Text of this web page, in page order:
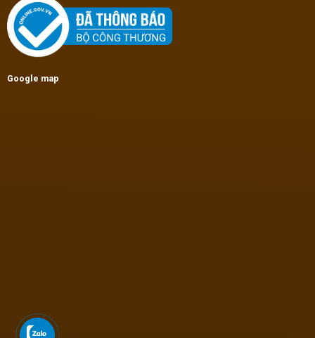
Google map